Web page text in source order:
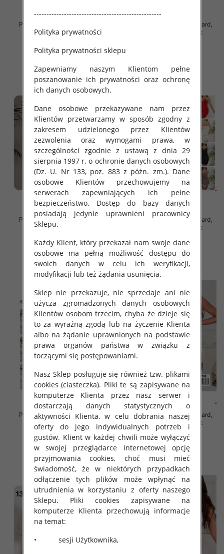
Piżama damska Roz Standard,
Mix kolor Paczka 12 szt
37.00 zł
Piżama damska Roz Standard,
Mix kolor Paczka 12 szt
Piżama damska Roz Standard,
Mix kolor Paczka 12 szt
32.00 zł
szczegóły
Piżama damska Roz Standard,
Mix kolor Paczka 12 szt
32.00 zł
szczegóły
Piżama damska Roz Standard,
Mix kolor Paczka 12 szt
32.00 zł
szczegóły
Piżama damska Roz Standard,
Mix kolor Paczka 12 szt
32.00 zł
szczegóły
---------------------------------------------------
Polityka prywatności
Polityka prywatności sklepu
Zapewniamy naszym Klientom pełne
poszanowanie ich prywatności oraz ochronę
ich danych osobowych.
Dane osobowe przekazywane nam przez
Klientów przetwarzamy w sposób zgodny z
zakresem udzielonego przez Klientów
zezwolenia oraz wymogami prawa, w
szczególności zgodnie z ustawą z dnia 29
sierpnia 1997 r. o ochronie danych osobowych
(Dz. U. Nr 133, poz. 883 z późn. zm.). Dane
osobowe Klientów przechowujemy na
serwerach zapewniających ich pełne
bezpieczeństwo. Dostęp do bazy danych
posiadają jedynie uprawnieni pracownicy
Sklepu.
Każdy Klient, który przekazał nam swoje dane
osobowe ma pełną możliwość dostępu do
swoich danych w celu ich weryfikacji,
modyfikacji lub też żądania usunięcia.
Sklep nie przekazuje, nie sprzedaje ani nie
użycza zgromadzonych danych osobowych
Klientów osobom trzecim, chyba że dzieje się
to za wyraźną zgodą lub na życzenie Klienta
albo na żądanie uprawnionych na podstawie
prawa organów państwa w związku z
toczącymi się postępowaniami.
Nasz Sklep posługuje się również tzw. plikami
cookies (ciasteczka). Pliki te są zapisywane na
komputerze Klienta przez nasz serwer i
dostarczają danych statystycznych o
aktywności Klienta, w celu dobrania naszej
oferty do jego indywidualnych potrzeb i
gustów. Klient w każdej chwili może wyłączyć
w swojej przeglądarce internetowej opcję
przyjmowania cookies, choć musi mieć
świadomość, że w niektórych przypadkach
odłączenie tych plików może wpłynąć na
utrudnienia w korzystaniu z oferty naszego
Sklepu. Pliki cookies zapisywane na
komputerze Klienta przechowują informacje
na temat:
• sesji Użytkownika,